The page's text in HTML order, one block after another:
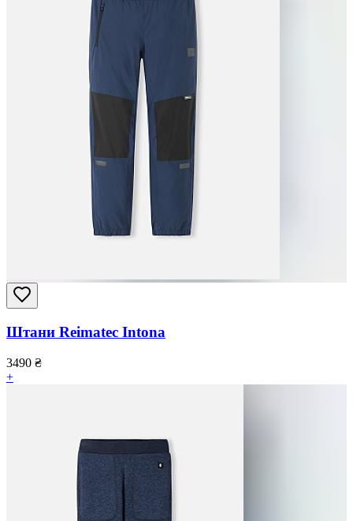
Штани Reimatec Intona
3490 ₴
+